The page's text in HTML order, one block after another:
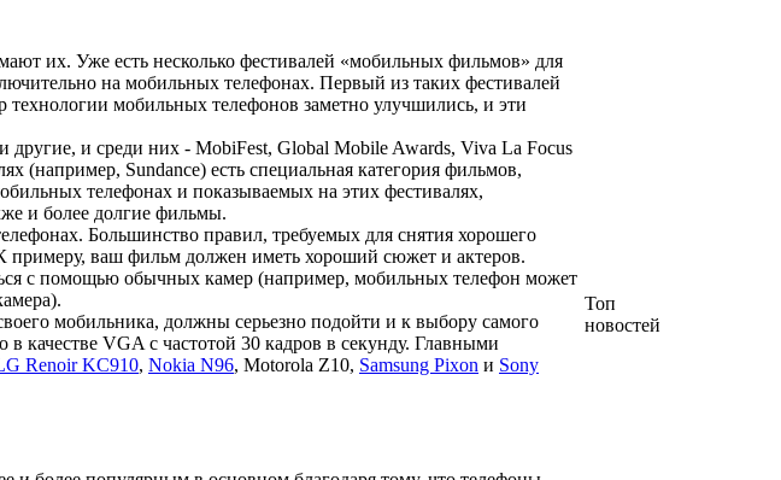
их. Уже есть несколько фестивалей «мобильных фильмов» для
на мобильных телефонах. Первый из таких фестивалей
технологии мобильных телефонов заметно улучшились, и эти
и среди них - MobiFest, Global Mobile Awards, Viva La Focus
(например, Sundance) есть специальная категория фильмов,
телефонах и показываемых на этих фестивалях,
и более долгие фильмы.
Большинство правил, требуемых для снятия хорошего
ваш фильм должен иметь хороший сюжет и актеров.
с помощью обычных камер (например, мобильных телефон может
мобильника, должны серьезно подойти и к выбору самого
качестве VGA с частотой 30 кадров в секунду. Главными
Renoir KC910, Nokia N96, Motorola Z10, Samsung Pixon и Sony
Топ
новостей